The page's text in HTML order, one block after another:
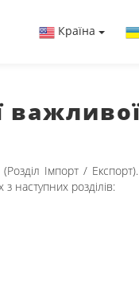
Країна
Імпорт /
наступних розділів: